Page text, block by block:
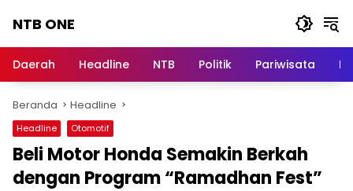
NTB ONE
dan
Berita
Lombok
Daerah Headline NTB Politik Pariwisata
Beranda Headline
Headline Otomotif
Beli Motor Honda Semakin Berkah
dengan Program “Ramadhan Fest”